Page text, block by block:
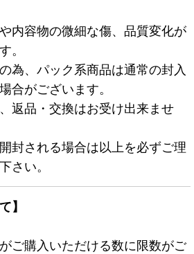
内容物の微細な傷、品質変化が
。
為、パック系商品は通常の封入
合がございます。
返品・交換はお受け出来ませ
封される場合は以上を必ずご理
さい。
】
ご購入いただける数に限数がご